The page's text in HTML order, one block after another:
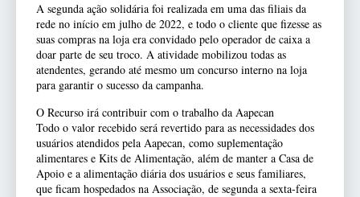
A segunda ação solidária foi realizada em uma das filiais da
rede no início em julho de 2022, e todo o cliente que fizesse as
suas compras na loja era convidado pelo operador de caixa a
doar parte de seu troco. A atividade mobilizou todas as
atendentes, gerando até mesmo um concurso interno na loja
para garantir o sucesso da campanha.
O Recurso irá contribuir com o trabalho da Aapecan
Todo o valor recebido será revertido para as necessidades dos
usuários atendidos pela Aapecan, como suplementação
alimentares e Kits de Alimentação, além de manter a Casa de
Apoio e a alimentação diária dos usuários e seus familiares,
que ficam hospedados na Associação, de segunda a sexta-feira